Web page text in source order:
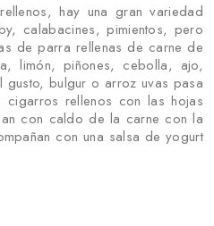
hay una gran variedad
calabacines, pimientos, pero
de parra rellenas de carne de
limón, piñones, cebolla, ajo,
gusto, bulgur o arroz uvas pasa
rellenos con las hojas
con caldo de la carne con la
con una salsa de yogurt